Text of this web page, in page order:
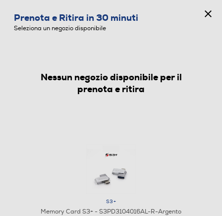
MEMORY CARD
Prenota e Ritira in 30 minuti
Seleziona un negozio disponibile
Nessun negozio disponibile per il
prenota e ritira
S3+
Memory Card S3+ - S3PD3104016AL-R-Argento